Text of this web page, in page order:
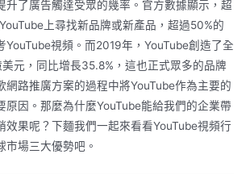
升了廣告觸達受眾的幾率。官方數據顯示，超
上尋找新品牌或新產品，超過50%的
YouTube視頻。而2019年，YouTube創造了全
元，同比增長35.8%，這也正式眾多的品牌
網路推廣方案的過程中將YouTube作為主要的
原因。那麼為什麼YouTube能給我們的企業帶
效果呢？下麵我們一起來看看YouTube視頻行
市場三大優勢吧。